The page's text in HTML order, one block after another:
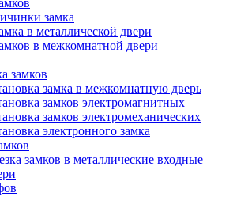
замка
в металлической двери
в межкомнатной двери
замков
замка в межкомнатную дверь
замков электромагнитных
замков электромеханических
электронного замка
замков в металлические входные